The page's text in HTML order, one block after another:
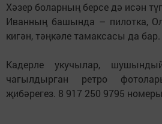
Хәзер боларның берсе дә исән
Иванның башында – пилотка,
кигән, тәңкәле тамаксасы да бар.
Кадерле укучылар,
чагылдырган ретро
җибәрегез. 8 917 250 9795